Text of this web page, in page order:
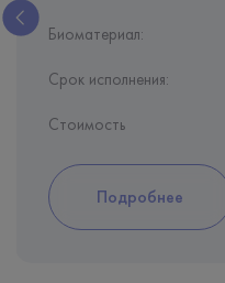
Биоматериал:
Срок исполнения:
Стоимость
Подробнее